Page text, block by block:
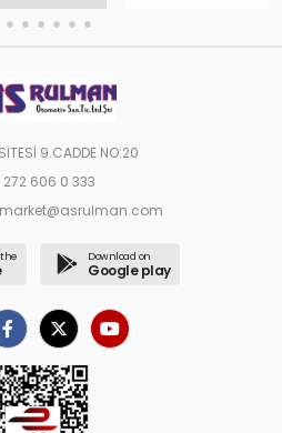
9.CADDE NO:20
272 606 0 333
the Download on
Google play